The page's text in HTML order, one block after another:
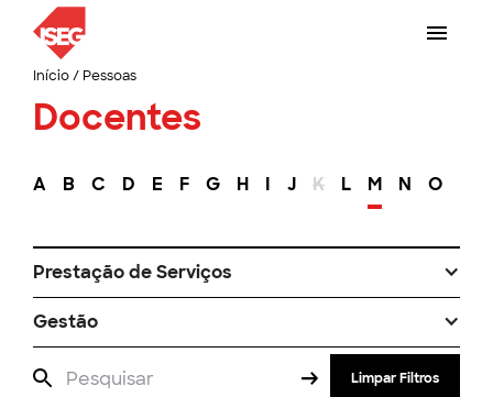
Início/ Pessoas
Docentes
A B C D E F G H I J K L M N O
Prestação de Serviços
Gestão
Limpar Filtros